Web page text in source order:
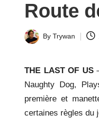
P
la
y.
c
o
Route
Posted
By Trywan
THE LAST OF US
Naughty Dog,
première et
certaines règles du